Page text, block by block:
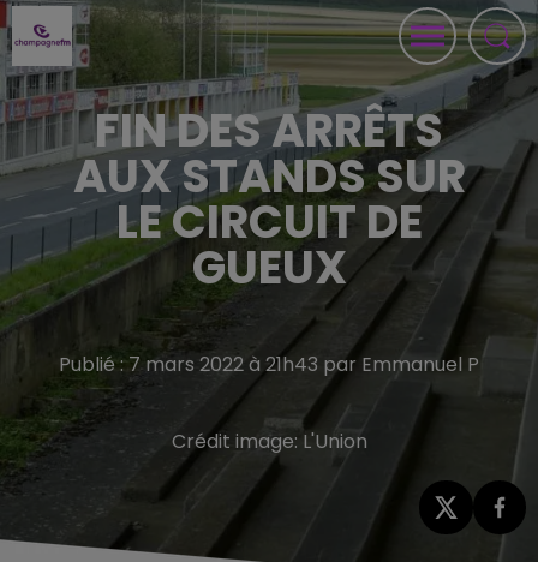
FIN DES ARRÊTS
AUX STANDS SUR
LE CIRCUIT DE
GUEUX
Publié : 7 mars 2022 à 21h43 par Emmanuel P
Crédit image: L'Union